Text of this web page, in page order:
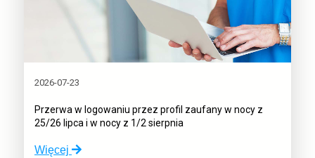
Przerwa w logowaniu przez profil zaufany w nocy z
25/26 lipca i w nocy z 1/2 sierpnia
2026-07-23
Więcej
o: